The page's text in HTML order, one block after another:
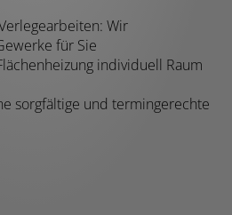
Wir
für Sie
individuell Raum
sorgfältige und termingerechte